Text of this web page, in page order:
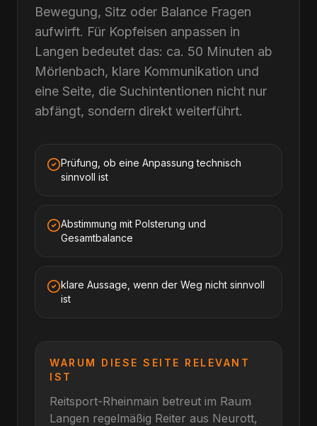
Bewegung, Sitz oder Balance Fragen
aufwirft. Für Kopfeisen anpassen in
Langen bedeutet das: ca. 50 Minuten ab
Mörlenbach, klare Kommunikation und
eine Seite, die Suchintentionen nicht nur
abfängt, sondern direkt weiterführt.
Prüfung, ob eine Anpassung technisch
sinnvoll ist
Abstimmung mit Polsterung und
Gesamtbalance
klare Aussage, wenn der Weg nicht sinnvoll
ist
WARUM DIESE SEITE RELEVANT
IST
Reitsport-Rheinmain betreut im Raum
Langen regelmäßig Reiter aus Neurott,